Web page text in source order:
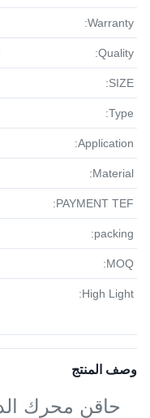
Warranty:
Quality:
SIZE:
Type:
Application:
Material:
PAYMENT TEF:
packing:
MOQ:
High Light:
وصف المنتج